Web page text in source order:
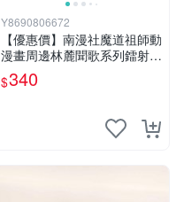
Y8690806672
【優惠價】南漫社魔道祖師動
漫畫周邊林麓聞歌系列鐳射徽
章銀蔥胸章吧唧
$340